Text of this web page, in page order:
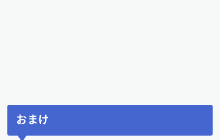
おまけ